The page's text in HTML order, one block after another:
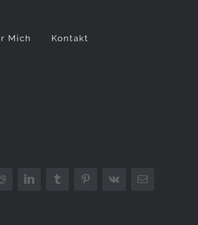
Mich Kontakt
Reddit LinkedInTumblrPinterest
Vk
E-